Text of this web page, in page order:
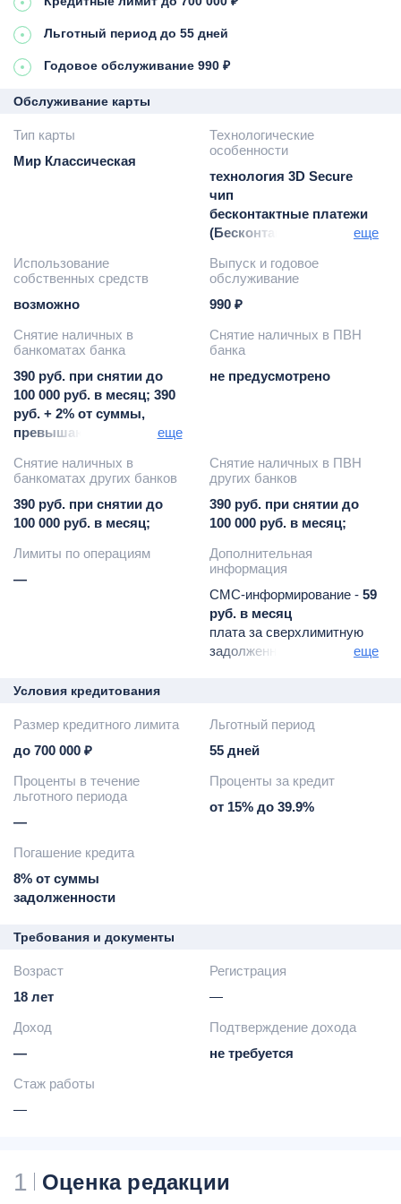
Льготный период до 55 дней
Годовое обслуживание 990 ₽
Обслуживание карты
Тип карты
Мир Классическая
Технологические
особенности
технология 3D Secure
чип
бесконтактные платежи
(Бесконтакт)
Samsung Pay
еще
Использование
собственных средств
возможно
Выпуск и годовое
обслуживание
990 ₽
Снятие наличных в
банкоматах банка
390 руб. при снятии до
100 000 руб. в месяц; 390
руб. + 2% от суммы,
превышающей 100 000
100 000 руб. в месяц
еще
Снятие наличных в ПВН
банка
не предусмотрено
Снятие наличных в
банкоматах других банков
390 руб. при снятии до
100 000 руб. в месяц;
Снятие наличных в ПВН
других банков
390 руб. при снятии до
100 000 руб. в месяц;
Лимиты по операциям
—
Дополнительная
информация
СМС-информирование -59
руб. в месяц
плата за сверхлимитную
задолженность -
390 руб.
при сумме
задолженности меньше
неустойка при неоплате
минимального платежа -
начиная со 2-го)
бесплатно при
выполнении ряда условий)
подробные условия
еще
Условия кредитования
Размер кредитного лимита
до 700 000 ₽
Льготный период
55 дней
Проценты в течение
льготного периода
—
Проценты за кредит
от 15% до 39.9%
Погашение кредита
8% от суммы
задолженности
Требования и документы
Возраст
18 лет
Регистрация
—
Доход
—
Подтверждение дохода
не требуется
Стаж работы
—
1 Оценка редакции